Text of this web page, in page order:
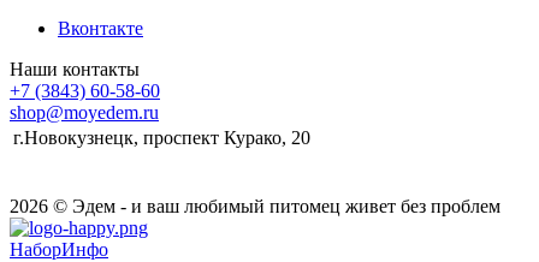
Вконтакте
Наши контакты
+7 (3843) 60-58-60
shop@moyedem.ru
г.Новокузнецк, проспект Курако, 20
2026 © Эдем - и ваш любимый питомец живет без проблем
НаборИнфо